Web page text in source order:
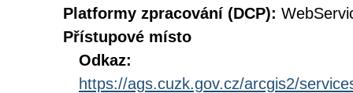
Platformy zpracování (DCP):
Přístupové místo
Odkaz:
https://ags.cuzk.gov.cz/arcgis2/